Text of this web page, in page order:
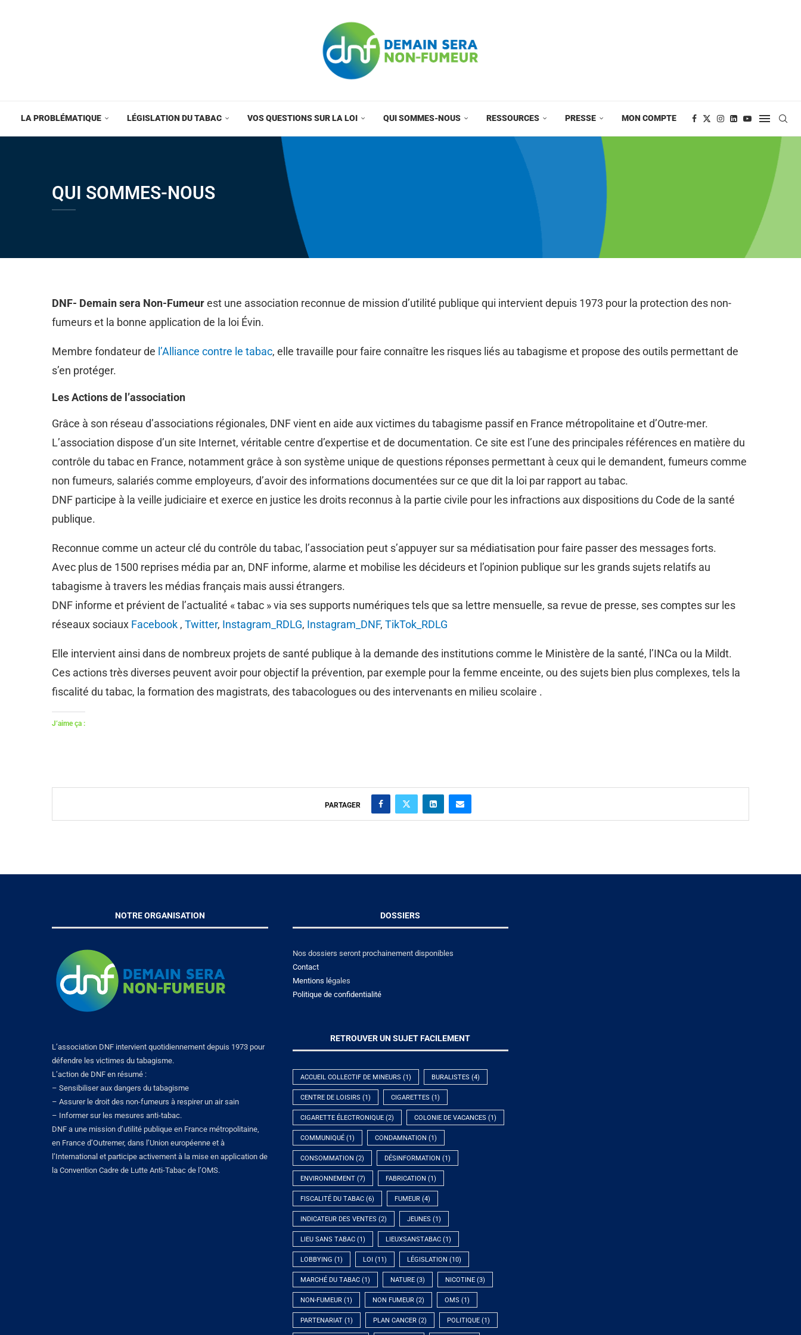
LA PROBLÉMATIQUE LÉGISLATION DU TABAC VOS QUESTIONS SUR LA LOI QUI SOMMES-NOUS RESSOURCES PRESSE MON COMPTE
QUI SOMMES-NOUS
DNF- Demain sera Non-Fumeurest une association reconnue de mission d’utilité publique qui intervient depuis 1973 pour la protection des non-
fumeurs et la bonne application de la loi Évin.
Membre fondateur de l’Alliance contre le tabac, elle travaille pour faire connaître les risques liés au tabagisme et propose des outils permettant de
s’en protéger.
Les Actions de l’association
Grâce à son réseau d’associations régionales, DNF vient en aide aux victimes du tabagisme passif en France métropolitaine et d’Outre-mer.
L’association dispose d’un site Internet, véritable centre d’expertise et de documentation. Ce site est l’une des principales références en matière du
contrôle du tabac en France, notamment grâce à son système unique de questions réponses permettant à ceux qui le demandent, fumeurs comme
non fumeurs, salariés comme employeurs, d’avoir des informations documentées sur ce que dit la loi par rapport au tabac.
DNF participe à la veille judiciaire et exerce en justice les droits reconnus à la partie civile pour les infractions aux dispositions du Code de la santé
publique.
Reconnue comme un acteur clé du contrôle du tabac, l’association peut s’appuyer sur sa médiatisation pour faire passer des messages forts.
Avec plus de 1500 reprises média par an, DNF informe, alarme et mobilise les décideurs et l’opinion publique sur les grands sujets relatifs au
tabagisme à travers les médias français mais aussi étrangers.
DNF informe et prévient de l’actualité « tabac » via ses supports numériques tels que sa lettre mensuelle, sa revue de presse, ses comptes sur les
réseaux sociaux Facebook , Twitter, Instagram_RDLG, Instagram_DNF, TikTok_RDLG
Elle intervient ainsi dans de nombreux projets de santé publique à la demande des institutions comme le Ministère de la santé, l’INCa ou la Mildt.
Ces actions très diverses peuvent avoir pour objectif la prévention, par exemple pour la femme enceinte, ou des sujets bien plus complexes, tels la
fiscalité du tabac, la formation des magistrats, des tabacologues ou des intervenants en milieu scolaire .
J’aime ça :
PARTAGER
NOTRE ORGANISATION
L’association DNF intervient quotidiennement depuis 1973 pour
défendre les victimes du tabagisme.
L’action de DNF en résumé :
– Sensibiliser aux dangers du tabagisme
– Assurer le droit des non-fumeurs à respirer un air sain
– Informer sur les mesures anti-tabac.
DNF a une mission d’utilité publique en France métropolitaine,
en France d’Outremer, dans l’Union européenne et à
l’International et participe activement à la mise en application de
la Convention Cadre de Lutte Anti-Tabac de l’OMS.
DOSSIERS
Nos dossiers seront prochainement disponibles
Contact
Mentions légales
Politique de confidentialité
RETROUVER UN SUJET FACILEMENT
ACCUEIL COLLECTIF DE MINEURS (1) BURALISTES (4)
CENTRE DE LOISIRS (1) CIGARETTES (1)
CIGARETTE ÉLECTRONIQUE(2) COLONIE DE VACANCES (1)
COMMUNIQUÉ(1) CONDAMNATION (1)
CONSOMMATION (2) DÉSINFORMATION (1)
ENVIRONNEMENT(7) FABRICATION (1)
FISCALITÉ DU TABAC(6) FUMEUR(4)
INDICATEUR DES VENTES (2) JEUNES (1)
LIEU SANS TABAC(1) LIEUXSANSTABAC(1)
LOBBYING (1) LOI (11) LÉGISLATION (10)
MARCHÉ DU TABAC(1) NATURE(3) NICOTINE(3)
NON-FUMEUR(1) NON FUMEUR(2) OMS (1)
PARTENARIAT(1) PLAN CANCER(2) POLITIQUE(1)